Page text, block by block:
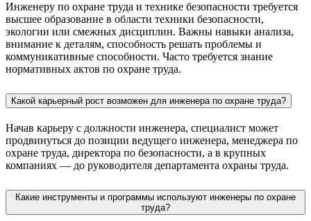
Инженеру по охране труда и технике безопасности требуется
высшее образование в области техники безопасности,
экологии или смежных дисциплин. Важны навыки анализа,
внимание к деталям, способность решать проблемы и
коммуникативные способности. Часто требуется знание
нормативных актов по охране труда.
Какой карьерный рост возможен для инженера по охране труда?
Начав карьеру с должности инженера, специалист может
продвинуться до позиции ведущего инженера, менеджера по
охране труда, директора по безопасности, а в крупных
компаниях — до руководителя департамента охраны труда.
Какие инструменты и программы используют инженеры по охране
труда?